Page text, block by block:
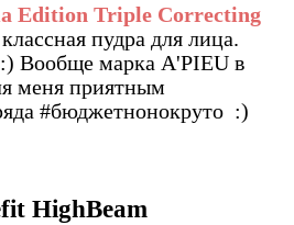
Edition Triple Correcting
пудра для лица.
Вообще марка A'PIEU в
меня приятным
#бюджетнонокруто :)
HighBeam